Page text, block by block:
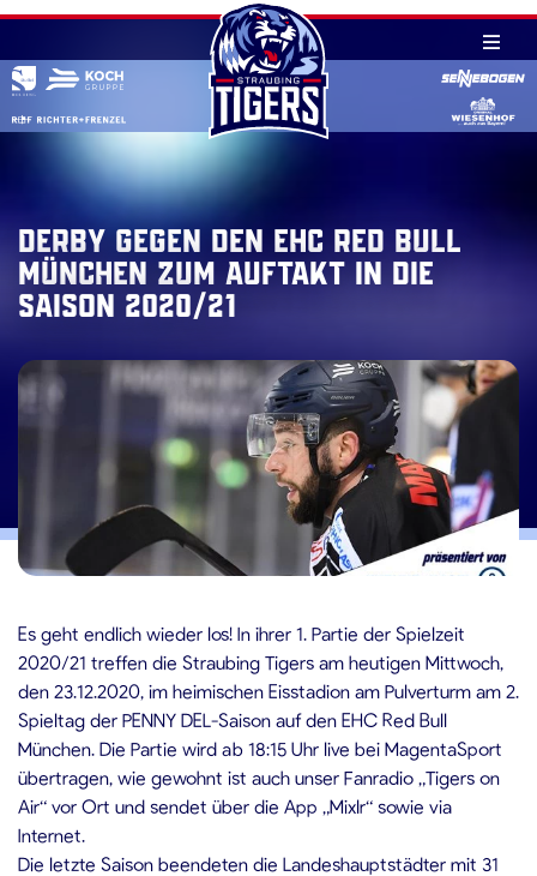
Skip
content
Derby gegen den EHC Red Bull
München zum Auftakt in die
Saison 2020/21
Es geht endlich wieder los! In ihrer 1. Partie der Spielzeit
2020/21 treffen die Straubing Tigers am heutigen Mittwoch,
den 23.12.2020, im heimischen Eisstadion am Pulverturm am 2.
Spieltag der PENNY DEL-Saison auf den EHC Red Bull
München. Die Partie wird ab 18:15 Uhr live bei MagentaSport
übertragen, wie gewohnt ist auch unser Fanradio „Tigers on
Air“ vor Ort und sendet über die App „Mixlr“ sowie via
Internet.
Die letzte Saison beendeten die Landeshauptstädter mit 31